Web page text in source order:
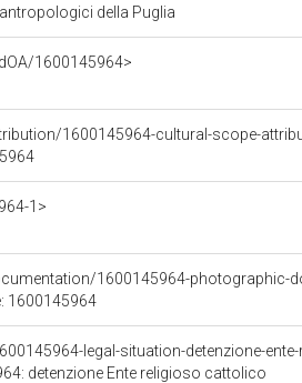
della Puglia
1600145964>
1600145964-cultural-scope-
1>
1600145964-photographic-
1600145964
legal-situation-detenzione-
detenzione Ente religioso cattolico